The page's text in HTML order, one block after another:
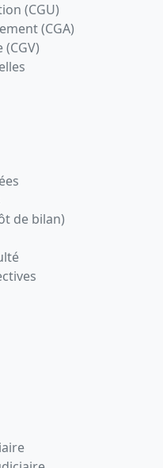
(CGU)
(CGA)
de bilan)